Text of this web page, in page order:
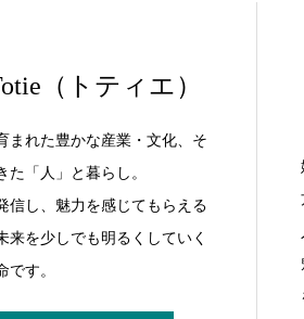
（トティエ）
まれた豊かな産業・文化、そ
た「人」と暮らし。
信し、魅力を感じてもらえる
来を少しでも明るくしていく
です。